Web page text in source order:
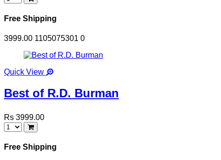
Free Shipping
3999.00 1105075301 0
Quick View
Best of R.D. Burman
Rs 3999.00
Free Shipping